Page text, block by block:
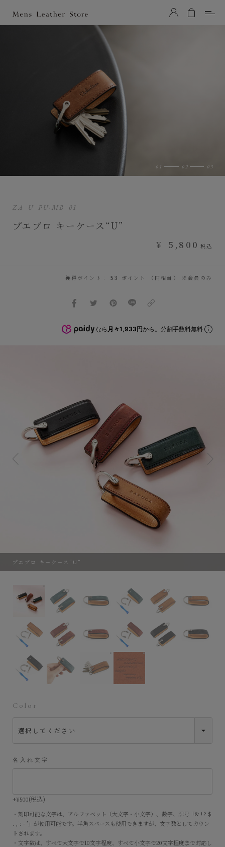
Mens Leather Store（メンズレザーストア）
ZA_U_PU-MB_01
プエブロ キーケース“U”
¥ 5,800 税込
獲得ポイント： 53 ポイント （円相当） ※会員のみ
なら 月々1,933円から。分割手数料無料
プエブロ キーケース“U”
プエブロ キーケース“U”
名入れ文字
+¥500 税込
・刻印可能な文字は、アルファベット（大文字・小文字）、数字、記号「& ! ? $
. , : - ’」が使用可能です。半角スペースも使用できますが、文字数としてカウン
トされます。
・文字数は、すべて大文字で10文字程度、すべて小文字で20文字程度まで対応し
Color